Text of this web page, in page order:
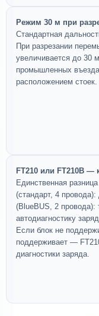
Режим 30 м при
Стандартная
При разрезании
увеличивается до 30
промышленных
расположением стоек.
FT210 или FT210B —
Единственная
(стандарт, 4
(BlueBUS, 2 провода):
автодиагностику
Если блок не
поддерживает —
диагностики заряда.